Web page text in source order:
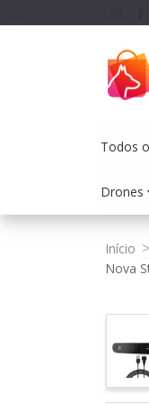
Todos
Drones
Início >
Nova